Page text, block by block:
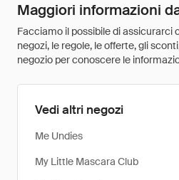
Maggiori informazioni
Facciamo il possibile di
negozi, le regole, le offerte, gli
negozio per conoscere le
Vedi altri negozi
Me Undies
My Little Mascara Club